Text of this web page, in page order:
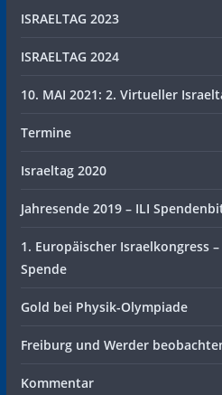
ISRAELTAG 2023
ISRAELTAG 2024
10. MAI 2021: 2. Virtueller
Termine
Israeltag 2020
Jahresende 2019 – ILI
1. Europäischer Israelkongress
Spende
Gold bei Physik-Olympiade
Freiburg und Werder
Kommentar